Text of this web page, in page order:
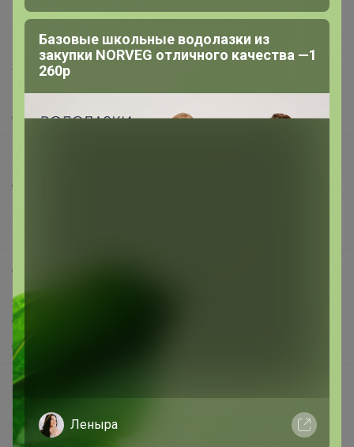
support@24-ok.ru
Написать в поддержку
Защита покупателя
Помощь
О нас
Анонсы
Самое выгодное
Хиты продаж
Самое желанное
Самое быстрое
Начать зарабатывать с 24-ok
Picabox.ru - Лучшее место для ваших изображений
Розыгрыш - Генератор случайных чисел
Базовые школьные водолазки из
закупки NORVEG отличного качества —1
260р
Леныра